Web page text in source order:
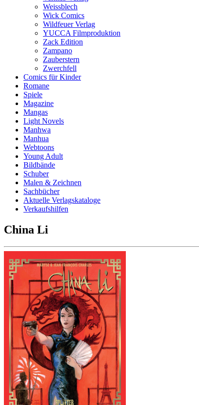
Weissblech
Wick Comics
Wildfeuer Verlag
YUCCA Filmproduktion
Zack Edition
Zampano
Zauberstern
Zwerchfell
Comics für Kinder
Romane
Spiele
Magazine
Mangas
Light Novels
Manhwa
Manhua
Webtoons
Young Adult
Bildbände
Schuber
Malen & Zeichnen
Sachbücher
Aktuelle Verlagskataloge
Verkaufshilfen
China Li